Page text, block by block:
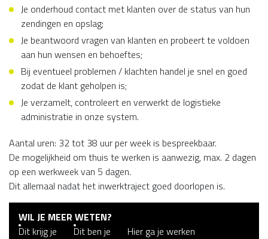
Je onderhoud contact met klanten over de status van hun
zendingen en opslag;
Je beantwoord vragen van klanten en probeert te voldoen
aan hun wensen en behoeftes;
Bij eventueel problemen / klachten handel je snel en goed
zodat de klant geholpen is;
Je verzamelt, controleert en verwerkt de logistieke
administratie in onze system.
Aantal uren: 32 tot 38 uur per week is bespreekbaar.
De mogelijkheid om thuis te werken is aanwezig, max. 2 dagen
op een werkweek van 5 dagen.
Dit allemaal nadat het inwerktraject goed doorlopen is.
WIL JE MEER WETEN?
Dit krijg je
Dit ben je Hier ga je werken